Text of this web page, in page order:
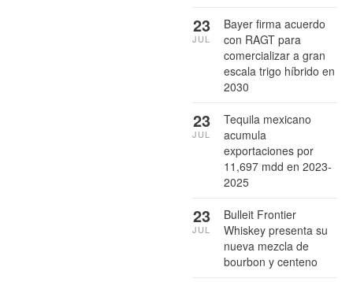
Bayer firma acuerdo
con RAGT para
comercializar a gran
escala trigo híbrido en
2030
23
JUL
Tequila mexicano
acumula
exportaciones por
11,697 mdd en 2023-
2025
23
JUL
Bulleit Frontier
Whiskey presenta su
nueva mezcla de
bourbon y centeno
23
JUL